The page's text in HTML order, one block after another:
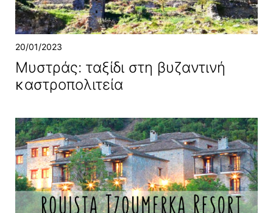
20/01/2023
Μυστράς: ταξίδι στη βυζαντινή
καστροπολιτεία